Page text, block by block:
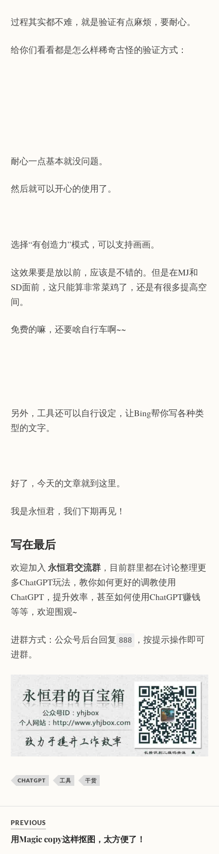
过程其实都不难，就是验证有点麻烦，要耐心。
给你们看看都是怎么样稀奇古怪的验证方式：
耐心一点基本就没问题。
然后就可以开心的使用了。
选择“有创造力”模式，可以支持画画。
这效果要是放以前，应该是不错的。但是在MJ和
SD面前，这只能算非常菜鸡了，还是有很多提高空
间。
免费的嘛，还要啥自行车啊~~
另外，工具还可以自行设定，让Bing帮你写各种类
型的文字。
好了，今天的文章就到这里。
我是永恒君，我们下期再见！
写在最后
欢迎加入永恒君交流群 ，目前群里都在讨论整理更
多ChatGPT玩法，教你如何更好的调教使用
ChatGPT，提升效率，甚至如何使用ChatGPT赚钱
等等，欢迎围观~
进群方式：公众号后台回复 888
，按提示操作即可
进群。
CHATGPT 工具 干货
PREVIOUS
用Magic copy这样抠图，太方便了！